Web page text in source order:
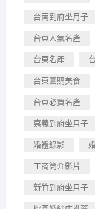
台南到府坐月子
台東人氣名產
台東名產
台東團購美食
台東必買名產
嘉義到府坐月子
婚禮錄影
工商簡介影片
新竹到府坐月子